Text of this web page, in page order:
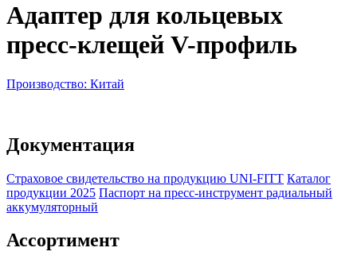
Адаптер для кольцевых
пресс-клещей V-профиль
Производство: Китай
Документация
Страховое свидетельство на продукцию UNI-FITT Каталог
продукции 2025 Паспорт на пресс-инструмент радиальный
аккумуляторный
Ассортимент